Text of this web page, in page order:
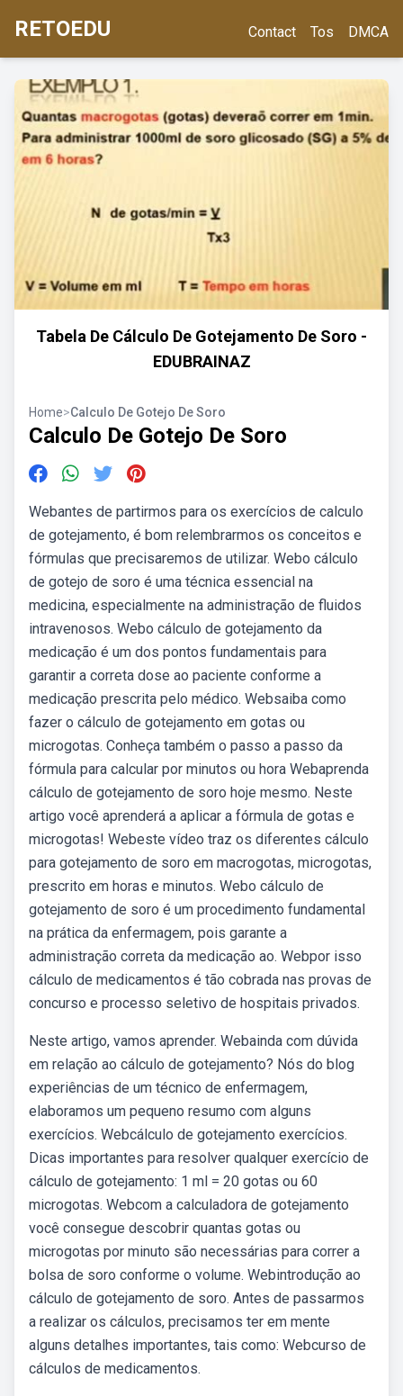
RETOEDU Contact Tos DMCA
Tabela De Cálculo De Gotejamento De Soro -
EDUBRAINAZ
Home>Calculo De Gotejo De Soro
Calculo De Gotejo De Soro
Webantes de partirmos para os exercícios de calculo
de gotejamento, é bom relembrarmos os conceitos e
fórmulas que precisaremos de utilizar. Webo cálculo
de gotejo de soro é uma técnica essencial na
medicina, especialmente na administração de fluidos
intravenosos. Webo cálculo de gotejamento da
medicação é um dos pontos fundamentais para
garantir a correta dose ao paciente conforme a
medicação prescrita pelo médico. Websaiba como
fazer o cálculo de gotejamento em gotas ou
microgotas. Conheça também o passo a passo da
fórmula para calcular por minutos ou hora Webaprenda
cálculo de gotejamento de soro hoje mesmo. Neste
artigo você aprenderá a aplicar a fórmula de gotas e
microgotas! Webeste vídeo traz os diferentes cálculo
para gotejamento de soro em macrogotas, microgotas,
prescrito em horas e minutos. Webo cálculo de
gotejamento de soro é um procedimento fundamental
na prática da enfermagem, pois garante a
administração correta da medicação ao. Webpor isso
cálculo de medicamentos é tão cobrada nas provas de
concurso e processo seletivo de hospitais privados.
Neste artigo, vamos aprender. Webainda com dúvida
em relação ao cálculo de gotejamento? Nós do blog
experiências de um técnico de enfermagem,
elaboramos um pequeno resumo com alguns
exercícios. Webcálculo de gotejamento exercícios.
Dicas importantes para resolver qualquer exercício de
cálculo de gotejamento: 1 ml = 20 gotas ou 60
microgotas. Webcom a calculadora de gotejamento
você consegue descobrir quantas gotas ou
microgotas por minuto são necessárias para correr a
bolsa de soro conforme o volume. Webintrodução ao
cálculo de gotejamento de soro. Antes de passarmos
a realizar os cálculos, precisamos ter em mente
alguns detalhes importantes, tais como: Webcurso de
cálculos de medicamentos.